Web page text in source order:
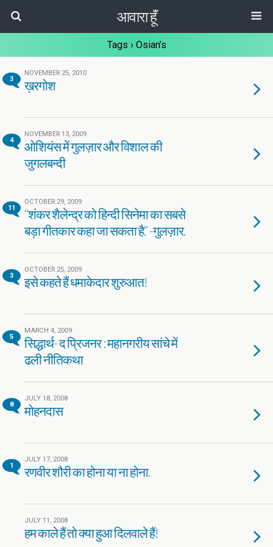
आवारा हूँ
Tags › Osian’s
3
NOVEMBER 25, 2010
ख़रगोश
4
NOVEMBER 13, 2009
ओशियंस में गुलज़ार और विशाल की
जुगलबन्दी
11
OCTOBER 29, 2009
“शंकर शैलेन्द्र को हिन्दी सिनेमा का सबसे
बड़ा गीतकार कहा जा सकता है.” -गुलज़ार.
3
OCTOBER 25, 2009
इसे कहते हैं धमाकेदार शुरुआत!
5
MARCH 4, 2009
सिद्धार्थ- द प्रिजनर : महानगरीय सांचे में
ढली नीतिकथा
8
JULY 18, 2008
मोहनदास
1
JULY 17, 2008
रणवीर शौरी का होना या ना होना.
JULY 11, 2008
हम काले हैं तो क्या हुआ दिलवाले हैं!